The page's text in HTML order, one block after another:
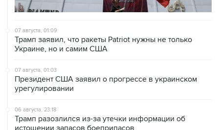
07 августа, 01:09
Трамп заявил, что ракеты Patriot нужны не только
Украине, но и самим США
07 августа, 01:03
Президент США заявил о прогрессе в украинском
урегулировании
06 августа, 23:18
Трамп разозлился из-за утечки информации об
истощении запасов боеприпасов